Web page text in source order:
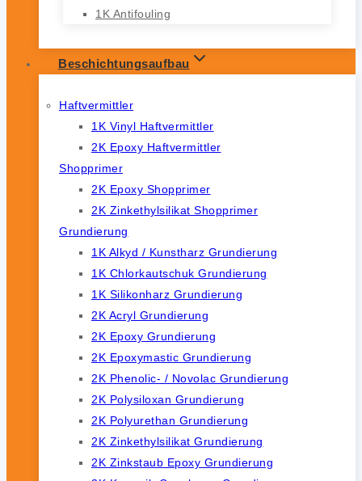
1K Antifouling
Beschichtungsaufbau
Haftvermittler
1K Vinyl Haftvermittler
2K Epoxy Haftvermittler
Shopprimer
2K Epoxy Shopprimer
2K Zinkethylsilikat Shopprimer
Grundierung
1K Alkyd / Kunstharz Grundierung
1K Chlorkautschuk Grundierung
1K Silikonharz Grundierung
2K Acryl Grundierung
2K Epoxy Grundierung
2K Epoxymastic Grundierung
2K Phenolic- / Novolac Grundierung
2K Polysiloxan Grundierung
2K Polyurethan Grundierung
2K Zinkethylsilikat Grundierung
2K Zinkstaub Epoxy Grundierung